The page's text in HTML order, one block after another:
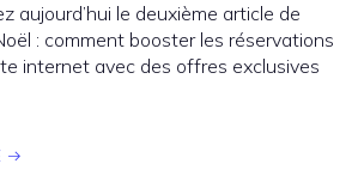
aujourd’hui le deuxième article de
: comment booster les réservations
internet avec des offres exclusives